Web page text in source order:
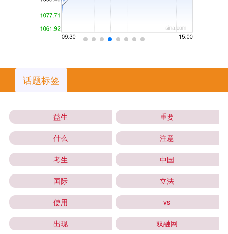
话题标签
益生 重要
什么 注意
考生 中国
国际 立法
使用 vs
出现 双融网